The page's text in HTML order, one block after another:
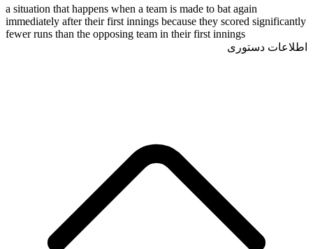
a situation that happens when a team is made to bat again
immediately after their first innings because they scored significantly
fewer runs than the opposing team in their first innings
اطلاعات دستوری